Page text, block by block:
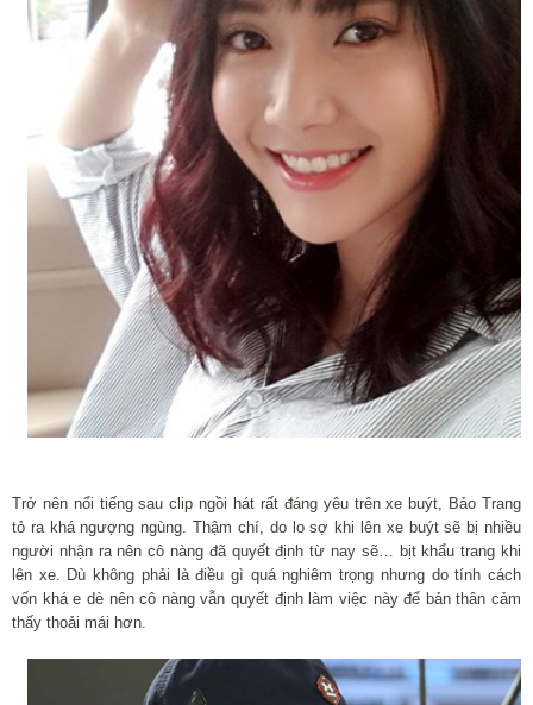
Trở nên nổi tiếng sau clip ngồi hát rất đáng yêu trên xe buýt, Bảo Trang
tỏ ra khá ngượng ngùng. Thậm chí, do lo sợ khi lên xe buýt sẽ bị nhiều
người nhận ra nên cô nàng đã quyết định từ nay sẽ… bịt khẩu trang khi
lên xe. Dù không phải là điều gì quá nghiêm trọng nhưng do tính cách
vốn khá e dè nên cô nàng vẫn quyết định làm việc này để bản thân cảm
thấy thoải mái hơn.